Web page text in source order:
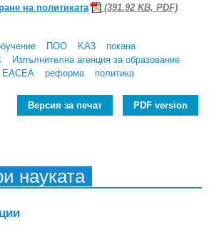
на политиката
(391.92 KB, PDF)
ПОО KA3
покана
Изпълнителна агенция за образование
ЕАСEA реформа политика
Версия за печат PDF version
науката